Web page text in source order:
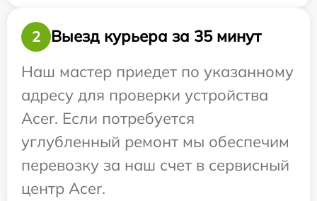
2
Выезд курьера за 35 минут
Наш мастер приедет по указанному
адресу для проверки устройства
Acer. Если потребуется
углубленный ремонт мы обеспечим
перевозку за наш счет в сервисный
центр Acer.